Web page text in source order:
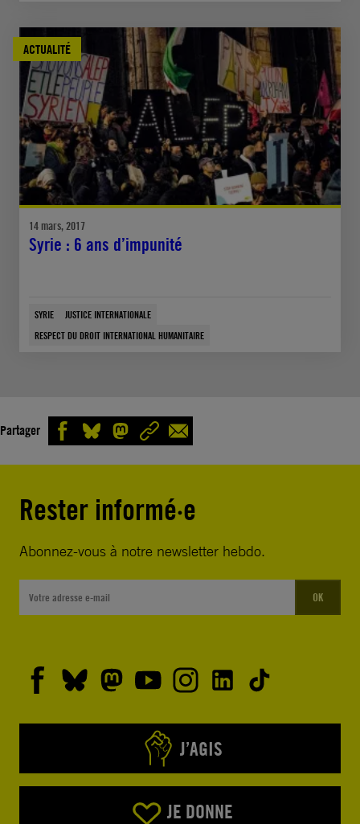
ACTUALITÉ
14 mars, 2017
Syrie : 6 ans d’impunité
SYRIE
JUSTICE INTERNATIONALE
RESPECT DU DROIT INTERNATIONAL HUMANITAIRE
Partager
Rester informé·e
Abonnez-vous à notre newsletter hebdo.
OK
J’AGIS
JE DONNE